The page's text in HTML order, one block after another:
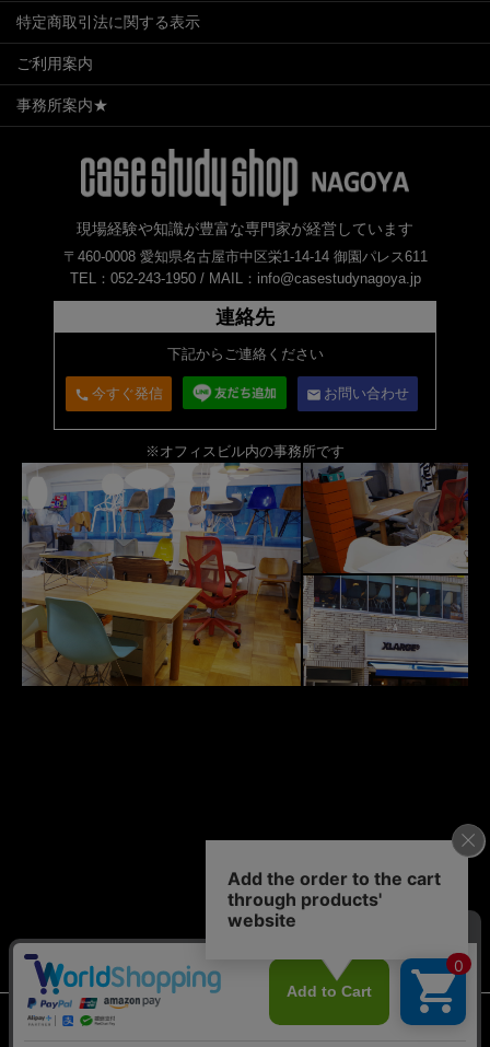
特定商取引法に関する表示
ご利用案内
事務所案内★
現場経験や知識が豊富な専門家が経営しています
〒460-0008 愛知県名古屋市中区栄1-14-14 御園パレス611
TEL：052-243-1950 / MAIL：info@casestudynagoya.jp
連絡先
下記からご連絡ください
call 今すぐ発信 email お問い合わせ
※オフィスビル内の事務所です
© 2011-2026 case study shop NAGOYA